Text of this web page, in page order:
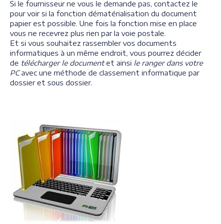
Si le fournisseur ne vous le demande pas, contactez le
pour voir si la fonction dématérialisation du document
papier est possible. Une fois la fonction mise en place
vous ne recevrez plus rien par la voie postale.
Et si vous souhaitez rassembler vos documents
informatiques à un même endroit, vous pourrez décider
de télécharger le documentet ainsi le ranger dans votre
PCavec une méthode de classement informatique par
dossier et sous dossier.